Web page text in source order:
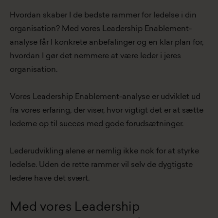
Hvordan skaber I de bedste rammer for ledelse i din
organisation? Med vores Leadership Enablement-
analyse får I konkrete anbefalinger og en klar plan for,
hvordan I gør det nemmere at være leder i jeres
organisation.
Vores Leadership Enablement-analyse er udviklet ud
fra vores erfaring, der viser, hvor vigtigt det er at sætte
lederne op til succes med gode forudsætninger.
Lederudvikling alene er nemlig ikke nok for at styrke
ledelse. Uden de rette rammer vil selv de dygtigste
ledere have det svært.
Med vores Leadership